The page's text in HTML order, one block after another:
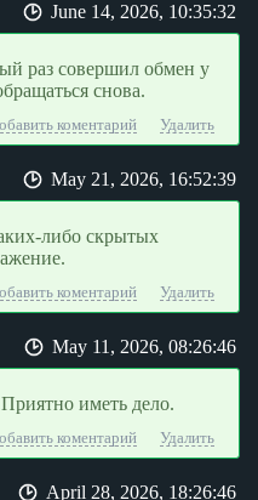
June 14, 2026, 10:35:32
раз совершил обмен у
снова.
коментарий Удалить
May 21, 2026, 16:52:39
либо скрытых
коментарий Удалить
May 11, 2026, 08:26:46
иметь дело.
коментарий Удалить
April 28, 2026, 18:26:46